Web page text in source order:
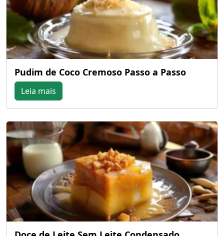
Pudim de Coco Cremoso Passo a Passo
Leia mais